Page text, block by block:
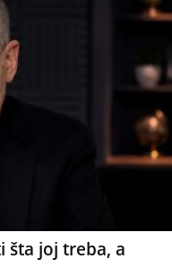
šta joj treba, a